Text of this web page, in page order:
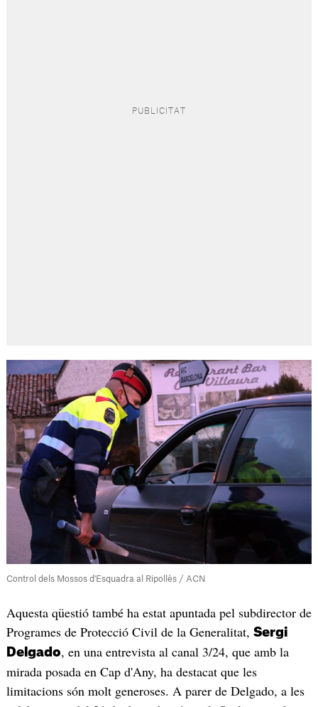
Control dels Mossos d'Esquadra al Ripollès / ACN
Aquesta qüestió també ha estat apuntada pel subdirector de
Programes de Protecció Civil de la Generalitat, Sergi
Delgado, en una entrevista al canal 3/24, que amb la
mirada posada en Cap d'Any, ha destacat que les
limitacions són molt generoses. A parer de Delgado, a les